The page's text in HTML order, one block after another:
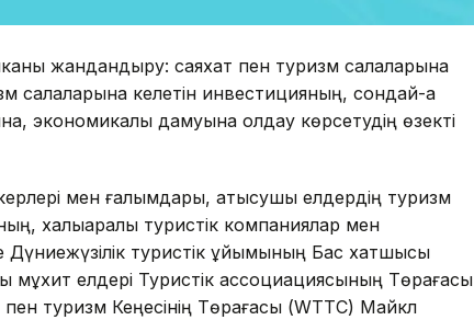
жандандыру: саяхат пен туризм салаларына
салаларына келетін инвестицияның, сондай-ақ
экономикалық дамуына қолдау көрсетудің өзекті
мен ғалымдары, қатысушы елдердің туризм
халықаралық туристік компаниялар мен
туристік ұйымының Бас хатшысы
мұхит елдері Туристік ассоциациясының Төрағасы
туризм Кеңесінің Төрағасы (WTTC) Майкл